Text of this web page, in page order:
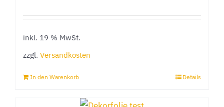
der
werden
inkl. 19 % MwSt.
zzgl. Versandkosten
In den Warenkorb Details